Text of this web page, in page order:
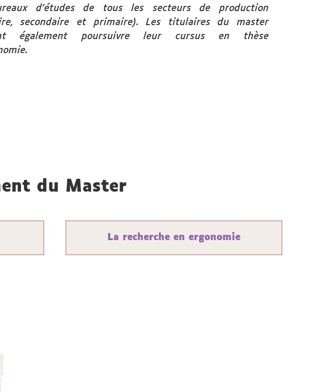
d’études de tous les secteurs de production
secondaire et primaire). Les titulaires du master
également poursuivre leur cursus en thèse
du Master
La recherche en ergonomie